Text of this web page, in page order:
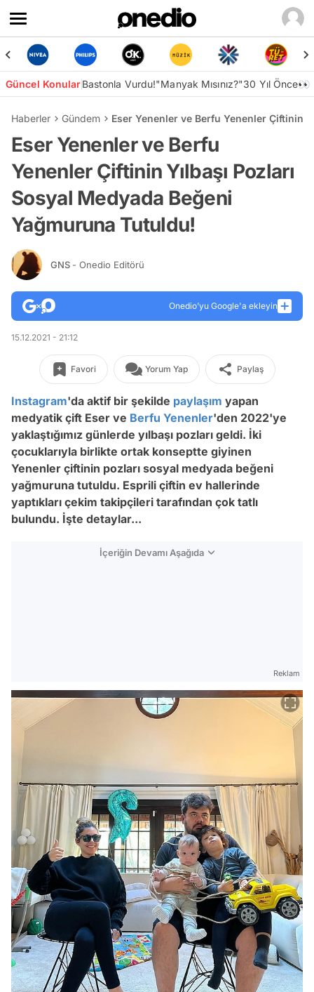
Güncel KonularBastonla Vurdu!"Manyak Mısınız?"30 Yıl Önce👀
Haberler Gündem Eser Yenenler ve Berfu Yenenler Çiftinin
Eser Yenenler ve Berfu
Yenenler Çiftinin Yılbaşı Pozları
Sosyal Medyada Beğeni
Yağmuruna Tutuldu!
GNS - Onedio Editörü
Onedio’yu Google'a ekleyin
15.12.2021 - 21:12
Favori Yorum Yap Paylaş
Instagram'da aktif bir şekilde paylaşım yapan
medyatik çift Eser ve Berfu Yenenler'den 2022'ye
yaklaştığımız günlerde yılbaşı pozları geldi. İki
çocuklarıyla birlikte ortak konseptte giyinen
Yenenler çiftinin pozları sosyal medyada beğeni
yağmuruna tutuldu. Esprili çiftin ev hallerinde
yaptıkları çekim takipçileri tarafından çok tatlı
bulundu. İşte detaylar...
İçeriğin Devamı Aşağıda
Reklam